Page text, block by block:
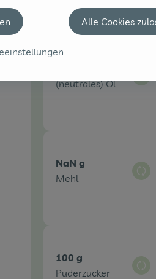
(neutrales) Öl
NaN g
Mehl
100 g
Puderzucker
Alle Cookies